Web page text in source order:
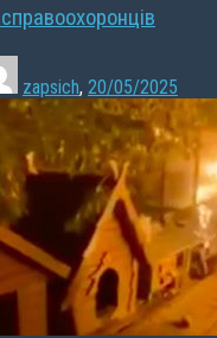
zapsich, 20/05/2025